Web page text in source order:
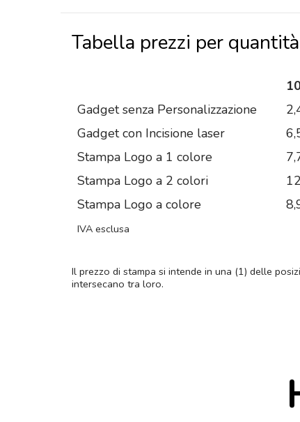
Tabella prezzi per quantità
Gadget senza Personalizzazione
Gadget con Incisione laser
Stampa Logo a 1 colore
Stampa Logo a 2 colori
Stampa Logo a colore
IVA esclusa
Il prezzo di stampa si intende in una (1) delle
intersecano tra loro.